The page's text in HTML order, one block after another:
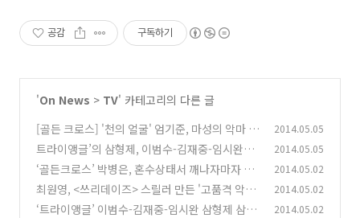
공감 구독하기
'On News > TV' 카테고리의 다른 글
[골든 크로스] '천의 얼굴' 엄기준, 마성의 악마 미
소 10종 세트!
(0)
2014.05.05
트라이앵글’의 삼형제, 이범수-김재중-임시완이
콕 찍은 관전 포인트!
(0)
2014.05.05
‘골든크로스’ 박병은, 혼수상태서 깨나자마자 기
자 촉 발동.
(0)
2014.05.02
최원영, <쓰리데이즈> 스릴러 만든 '고품격 악역'
마지막까지 빛났다! (0)
2014.05.02
‘트라이앵글’ 이범수-김재중-임시완 삼형제 삼각
2014.05.02